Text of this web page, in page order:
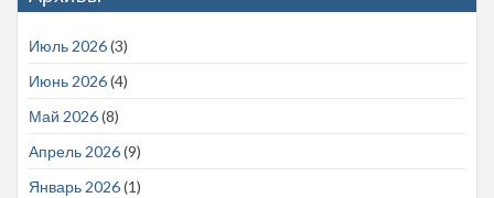
Июль 2026(3)
Июнь 2026(4)
Май 2026(8)
Апрель 2026(9)
Январь 2026(1)